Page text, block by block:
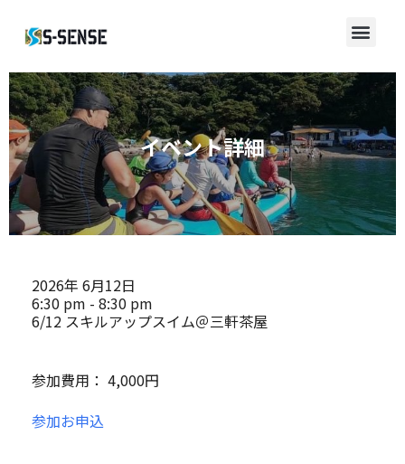
イベント詳細
2026年 6月12日
6:30 pm - 8:30 pm
6/12 スキルアップスイム＠三軒茶屋
参加費用： 4,000円
参加お申込